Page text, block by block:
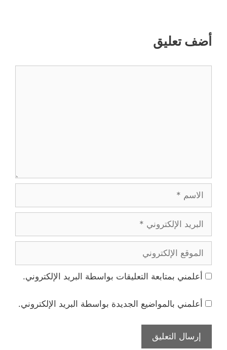
أضف تعليق
الاسم
البريد
الإلكتروني
الموقع
الإلكتروني
أعلمني بمتابعة التعليقات بواسطة البريد الإلكتروني.
أعلمني بالمواضيع الجديدة بواسطة البريد الإلكتروني.